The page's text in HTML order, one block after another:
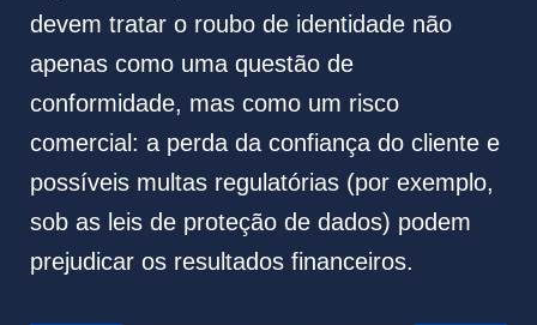
devem tratar o roubo de identidade não
apenas como uma questão de
conformidade, mas como um risco
comercial: a perda da confiança do cliente e
possíveis multas regulatórias (por exemplo,
sob as leis de proteção de dados) podem
prejudicar os resultados financeiros.